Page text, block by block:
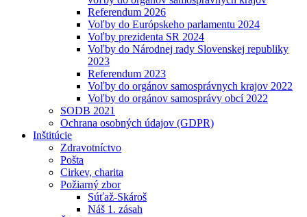
Referendum 2026
Voľby do Európskeho parlamentu 2024
Voľby prezidenta SR 2024
Voľby do Národnej rady Slovenskej republiky
2023
Referendum 2023
Voľby do orgánov samosprávnych krajov 2022
Voľby do orgánov samosprávy obcí 2022
SODB 2021
Ochrana osobných údajov (GDPR)
Inštitúcie
Zdravotníctvo
Pošta
Cirkev, charita
Požiarný zbor
Súťaž-Skároš
Náš 1. zásah